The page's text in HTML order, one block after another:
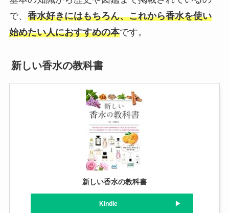
で、 香水好きにはもちろん、これから香水を使い
始めたい人におすすめの本です。
新しい香水の教科書
新しい香水の教科書
Kindle